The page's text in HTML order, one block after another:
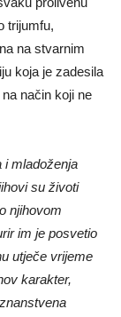
trijumfu,
na stvarnim
koja je zadesila
način koji ne
i mladoženja
su životi
njihovom
im je posvetio
utječe vrijeme
karakter,